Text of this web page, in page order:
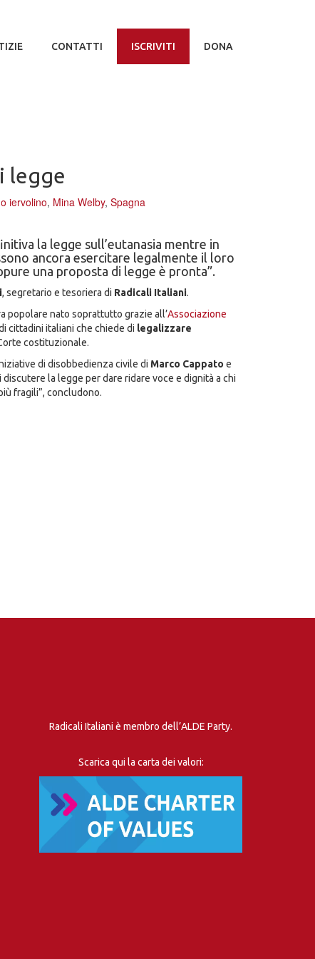
CONTATTI ISCRIVITI DONA
legge
iervolino, Mina Welby, Spagna
la legge sull’eutanasia mentre in
ancora esercitare legalmente il loro
una proposta di legge è pronta”.
, segretario e tesoriera di Radicali Italiani.
popolare nato soprattutto grazie all’Associazione
cittadini italiani che chiede di legalizzare
costituzionale.
di disobbedienza civile di Marco Cappato e
la legge per dare ridare voce e dignità a chi
fragili”, concludono.
Radicali Italiani è membro dell’ALDE Party.
Scarica qui la carta dei valori: